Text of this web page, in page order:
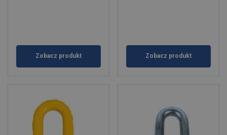
Zobacz produkt Zobacz produkt